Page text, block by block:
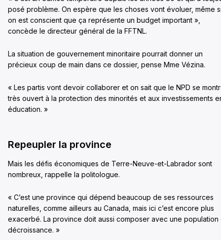
posé problème. On espère que les choses vont évoluer, même
on est conscient que ça représente un budget important »,
concède le directeur général de la FFTNL.
La situation de gouvernement minoritaire pourrait donner un
précieux coup de main dans ce dossier, pense Mme Vézina.
« Les partis vont devoir collaborer et on sait que le NPD se
très ouvert à la protection des minorités et aux investissements
éducation. »
Repeupler la province
Mais les défis économiques de Terre-Neuve-et-Labrador sont
nombreux, rappelle la politologue.
« C’est une province qui dépend beaucoup de ses ressources
naturelles, comme ailleurs au Canada, mais ici c’est encore plus
exacerbé. La province doit aussi composer avec une population
décroissance. »